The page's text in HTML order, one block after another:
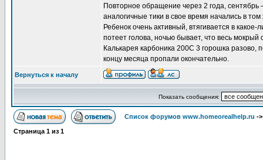
Повторное обращение через 2 года, сентябрь
аналогичные тики в свое время начались в
Ребенок очень активный, втягивается в
потеет голова, ночью бывает, что весь мокрый
Калькарея карбоника 200С 3 горошка разово,
концу месяца пропали окончательно.
Вернуться к началу
Показать сообщения:
Список форумов www.homeorealhelp.ru -
Страница 1 из 1